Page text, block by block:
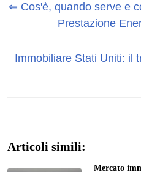
⇐ Cos'è, quando serve e
Prestazione
Immobiliare Stati Uniti: il
Articoli simili:
Mercato